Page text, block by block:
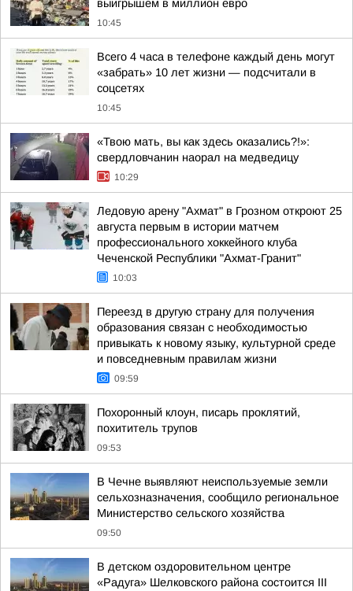
выигрышем в миллион евро
10:45
Всего 4 часа в телефоне каждый день могут
«забрать» 10 лет жизни — подсчитали в
соцсетях
10:45
«Твою мать, вы как здесь оказались?!»:
свердловчанин наорал на медведицу
10:29
Ледовую арену "Ахмат" в Грозном откроют 25
августа первым в истории матчем
профессионального хоккейного клуба
Чеченской Республики "Ахмат-Гранит"
10:03
Переезд в другую страну для получения
образования связан с необходимостью
привыкать к новому языку, культурной среде
и повседневным правилам жизни
09:59
Похоронный клоун, писарь проклятий,
похититель трупов
09:53
В Чечне выявляют неиспользуемые земли
сельхозназначения, сообщило региональное
Министерство сельского хозяйства
09:50
В детском оздоровительном центре
«Радуга» Шелковского района состоится III